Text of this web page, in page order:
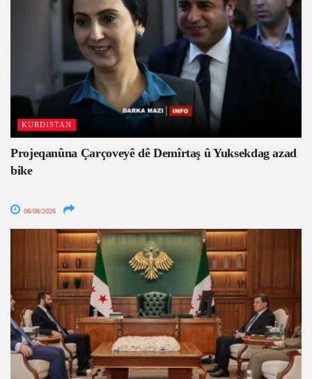
KURDISTAN
Projeqanûna Çarçoveyê dê Demîrtaş û Yuksekdag azad
bike
06/08/2026